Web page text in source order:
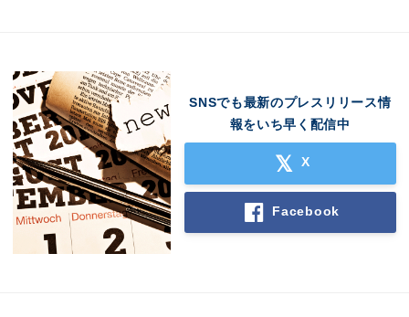
SNSでも最新のプレスリリース情
報をいち早く配信中
X
Facebook